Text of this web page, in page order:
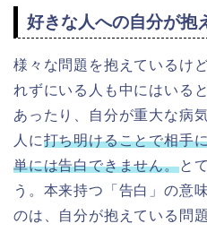
好きな人への自分が抱
様々な問題を抱えているけ
れずにいる人も中にはいる
あったり、自分が重大な病
人に打ち明けることで相手
単には告白できません。と
う。本来持つ「告白」の意
のは、自分が抱えている問